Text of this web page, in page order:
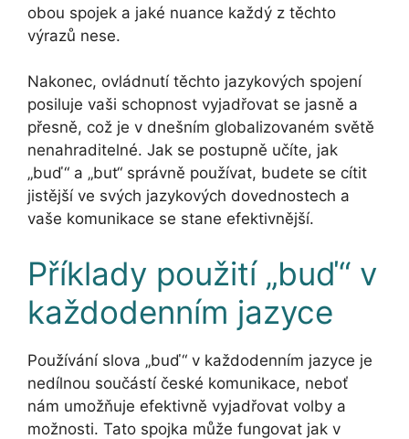
obou spojek a jaké nuance každý z těchto
výrazů nese.
Nakonec, ovládnutí těchto jazykových spojení
posiluje vaši schopnost vyjadřovat se jasně a
přesně, což je v dnešním globalizovaném světě
nenahraditelné. Jak se postupně učíte, jak
„buď“ a „but“ správně používat, budete se cítit
jistější ve svých jazykových dovednostech a
vaše komunikace se stane efektivnější.
Příklady použití „buď“ v
každodenním jazyce
Používání slova „buď“ v každodenním jazyce je
nedílnou součástí české komunikace, neboť
nám umožňuje efektivně vyjadřovat volby a
možnosti. Tato spojka může fungovat jak v